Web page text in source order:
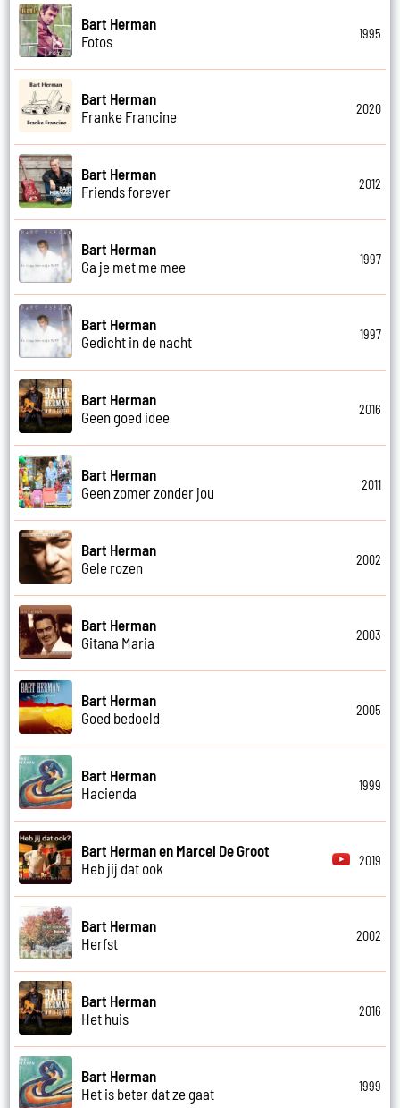
Bart Herman
Fotos
1995
Bart Herman
Franke Francine
2020
Bart Herman
Friends forever
2012
Bart Herman
Ga je met me mee
1997
Bart Herman
Gedicht in de nacht
1997
Bart Herman
Geen goed idee
2016
Bart Herman
Geen zomer zonder jou
2011
Bart Herman
Gele rozen
2002
Bart Herman
Gitana Maria
2003
Bart Herman
Goed bedoeld
2005
Bart Herman
Hacienda
1999
Bart Herman en Marcel De Groot
Heb jij dat ook
2019
Bart Herman
Herfst
2002
Bart Herman
Het huis
2016
Bart Herman
Het is beter dat ze gaat
1999